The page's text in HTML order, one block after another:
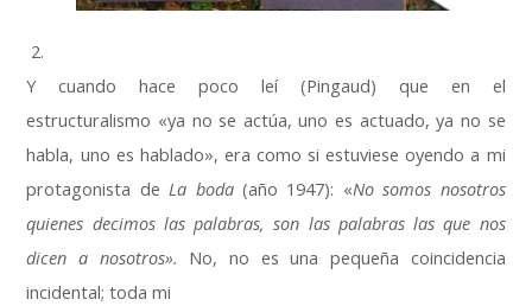
2.
Y cuando hace poco leí (Pingaud) que en el
estructuralismo «ya no se actúa, uno es actuado, ya no se
habla, uno es hablado», era como si estuviese oyendo a mi
protagonista de La boda(año 1947): «No somos nosotros
quienes decimos laspalabras, son las palabras las que nos
dicen a nosotros». No, no es una pequeña coincidencia
incidental; toda mi